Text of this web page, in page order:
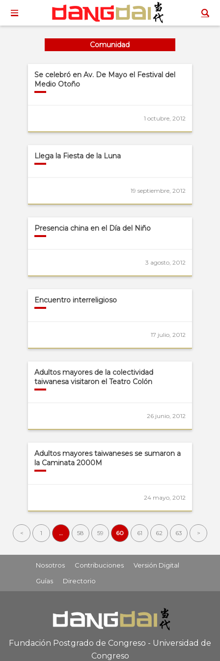
Comunidad
Se celebró en Av. De Mayo el Festival del
Medio Otoño
1 octubre, 2012
Llega la Fiesta de la Luna
19 septiembre, 2012
Presencia china en el Día del Niño
3 agosto, 2012
Encuentro interreligioso
17 julio, 2012
Adultos mayores de la colectividad
taiwanesa visitaron el Teatro Colón
26 junio, 2012
Adultos mayores taiwaneses se sumaron a
la Caminata 2000M
24 mayo, 2012
< 1 … 58 59 60 61 62 63 >
Nosotros Contribuciones
Versión Digital
Guías
Directorio
Fundación Postgrado de Congreso - Universidad de
Congreso